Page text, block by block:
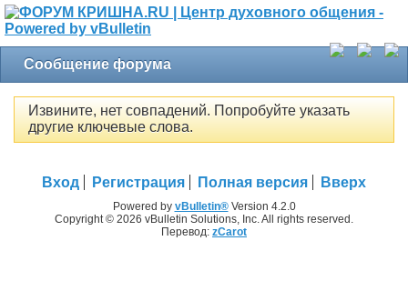
Сообщение форума
Извините, нет совпадений. Попробуйте указать
другие ключевые слова.
Вход Регистрация Полная версия Вверх
Powered by vBulletin®Version 4.2.0
Copyright © 2026 vBulletin Solutions, Inc. All rights reserved.
Перевод: zCarot